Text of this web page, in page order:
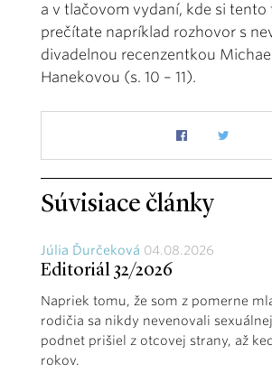
a v tlačovom vydaní, kde si tento
prečítate napríklad rozhovor s
divadelnou recenzentkou
Hanekovou (s. 10 – 11).
Súvisiace články
Júlia Ďurčeková 04.08.2026
Editoriál 32/2026
Napriek tomu, že som z pomerne
rodičia sa nikdy nevenovali
podnet prišiel z otcovej strany, až
rokov.